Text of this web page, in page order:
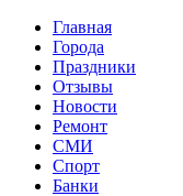
Главная
Города
Праздники
Отзывы
Новости
Ремонт
СМИ
Спорт
Банки